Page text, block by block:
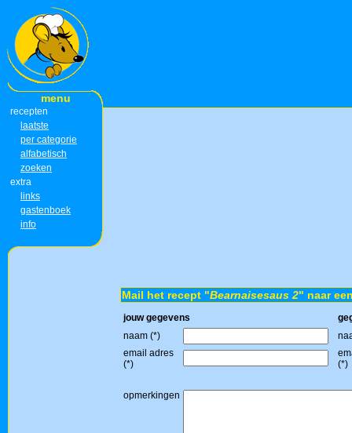
menu
recepten
laatste
per categorie
alfabetisch
zoeken
extra
links
gastenboek
info
Mail het recept "Bearnaisesaus 2" naar
jouw gegevens
naam (*)
email adres
(*)
(*)
opmerkingen